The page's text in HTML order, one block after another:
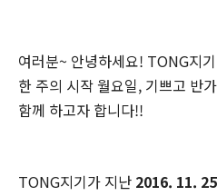
여러분~ 안녕하세요! TONG지
한 주의 시작 월요일, 기쁘고 반
함께 하고자 합니다!!
TONG지기가 지난 2016. 11.